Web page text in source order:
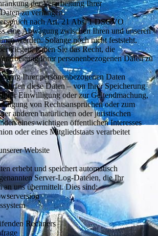
der Verarbeitung Ihrer
zu verlangen.
nach Art. 21 Abs. 1 DSGVO
eine Abwägung zwischen Ihren und unseren
werden. Solange noch nicht feststeht,
haben Sie das Recht, die
Ihrer personenbezogenen Daten zu
Ihrer personenbezogenen Daten
dürfen diese Daten – von Ihrer Speicherung
Ihrer Einwilligung oder zur Geltendmachung,
von Rechtsansprüchen oder zum
anderen natürlichen oder juristischen
eines wichtigen öffentlichen Interesses
oder eines Mitgliedstaats verarbeitet
Website
erhebt und speichert automatisch
Server-Log-Dateien, die Ihr
an uns übermittelt. Dies sind:
Rechners